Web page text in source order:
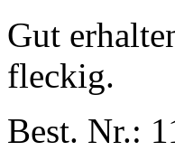
Gut
fleckig.
Best. Nr.: